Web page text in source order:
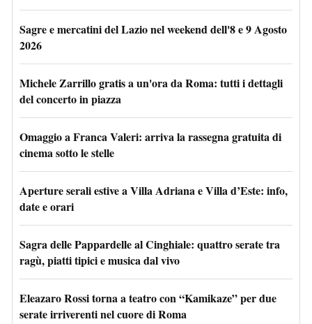
Sagre e mercatini del Lazio nel weekend dell'8 e 9 Agosto
2026
Michele Zarrillo gratis a un'ora da Roma: tutti i dettagli
del concerto in piazza
Omaggio a Franca Valeri: arriva la rassegna gratuita di
cinema sotto le stelle
Aperture serali estive a Villa Adriana e Villa d’Este: info,
date e orari
Sagra delle Pappardelle al Cinghiale: quattro serate tra
ragù, piatti tipici e musica dal vivo
Eleazaro Rossi torna a teatro con “Kamikaze” per due
serate irriverenti nel cuore di Roma